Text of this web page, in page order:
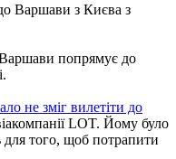
Варшави з Києва з
попрямує до
не зміг вилетіти до
LOT. Йому було
для того, щоб потрапити